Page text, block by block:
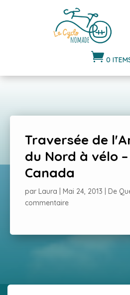
 0
Traversée de
du Nord à vélo
Canada
par Laura Mai 24, 2013 De
commentaire